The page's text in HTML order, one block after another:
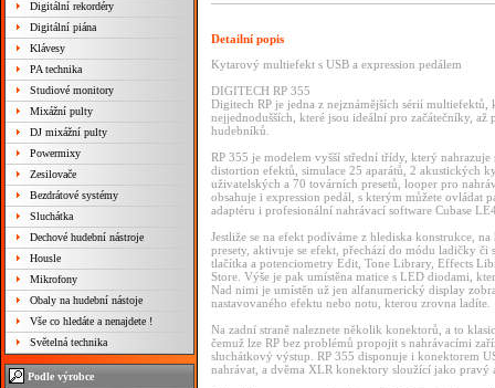
Digitální rekordéry
Digitální piána
Klávesy
PA technika
Studiové monitory
Mixážní pulty
DJ mixážní pulty
Powermixy
Zesilovače
Bezdrátové systémy
Sluchátka
Dechové hudební nástroje
Housle
Mikrofony
Obaly na hudební nástoje
Vše co hledáte a nenajdete !
Světelná technika
Podle výrobce
Detailní popis
Kytarový multiefekt s USB a expression pedálem
DIGITECH RP 355
Digitech RP je jedna z nejznámějších sérií
nejjednodušších, které jsou ideální pro začátečníky,
hudebníků.
RP 355 je modelem vyšší střední třídy, který
distortion efektů, simulace 25 aparátů, 2 akustických
uživatelských a 70 továrních presetů, looper pro
obsahuje i expression pedál, s kterým můžete ovládat
adaptéru i profesionální nahrávací software Cubase
Jestliže se na efekt podíváme z hlediska konstrukce,
presety, aktivuje se efekt, přechází do módu ladičky či
tlačítka a potenciometry Edit, Tone Library, Effects
Store. Výše je pak umístěna matice s LED diodami,
Nad nimi je umístěn už jen alfanumerický display
nastavovaného efektu nebo notu, kterou zrovna ladíte.
Na zadní straně naleznete několik konektorů, a to
čemuž lze RP bez problémů propojit s nahrávacími
sluchátkový výstup. RP 355 disponuje i konektorem
nahrávat, a dvěma XLR konektory sloužící jako